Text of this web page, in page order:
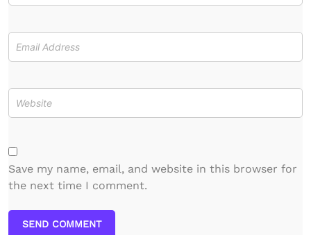
Save my name, email, and website in this browser for
the next time I comment.
SEND COMMENT